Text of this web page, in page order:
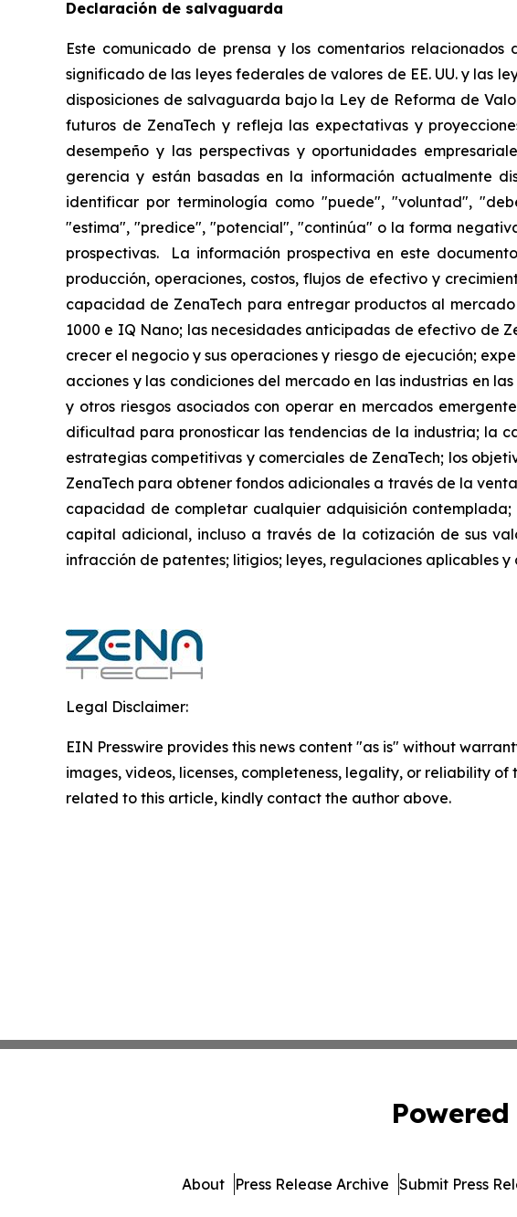
Declaración de salvaguarda
Este comunicado de prensa y los comentarios
significado de las leyes federales de valores de EE. UU. y las
disposiciones de salvaguarda bajo la Ley de Reforma de
futuros de ZenaTech y refleja las expectativas y
desempeño y las perspectivas y oportunidades
gerencia y están basadas en la información actualmente
identificar por terminología como "puede", "voluntad",
"estima", "predice", "potencial", "continúa" o la forma
prospectivas. La información prospectiva en este
producción, operaciones, costos, flujos de efectivo y
capacidad de ZenaTech para entregar productos al
1000 e IQ Nano; las necesidades anticipadas de efectivo de
crecer el negocio y sus operaciones y riesgo de ejecución;
acciones y las condiciones del mercado en las industrias en
y otros riesgos asociados con operar en mercados
dificultad para pronosticar las tendencias de la industria; la
estrategias competitivas y comerciales de ZenaTech; los
ZenaTech para obtener fondos adicionales a través de la
capacidad de completar cualquier adquisición
capital adicional, incluso a través de la cotización de sus
infracción de patentes; litigios; leyes, regulaciones aplicables
Legal Disclaimer:
EIN Presswire provides this news content "as is" without
images, videos, licenses, completeness, legality, or reliability
related to this article, kindly contact the author above.
About Press Release Archive Submit Press